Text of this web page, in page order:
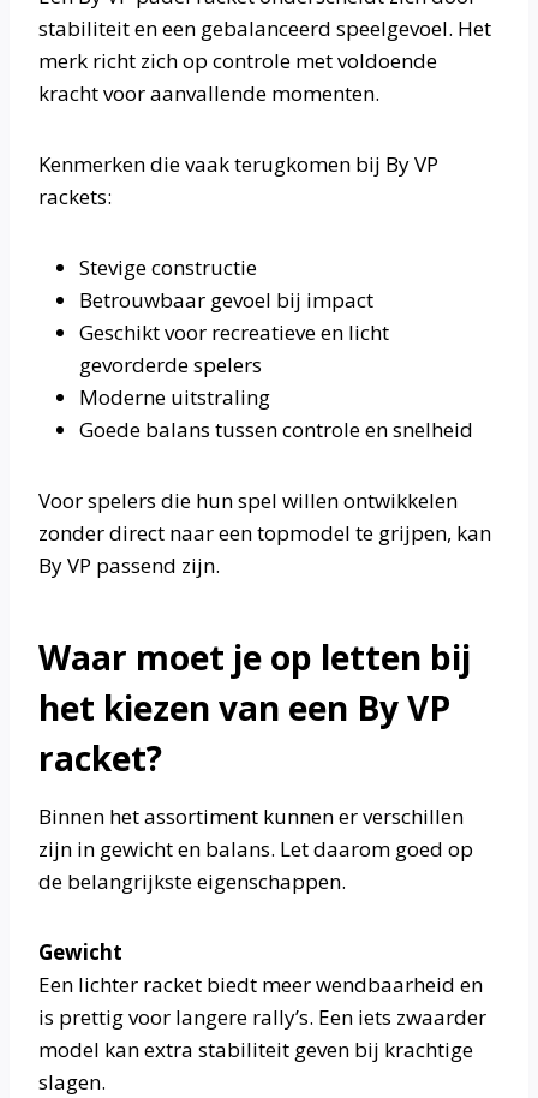
stabiliteit en een gebalanceerd speelgevoel. Het
merk richt zich op controle met voldoende
kracht voor aanvallende momenten.
Kenmerken die vaak terugkomen bij By VP
rackets:
Stevige constructie
Betrouwbaar gevoel bij impact
Geschikt voor recreatieve en licht
gevorderde spelers
Moderne uitstraling
Goede balans tussen controle en snelheid
Voor spelers die hun spel willen ontwikkelen
zonder direct naar een topmodel te grijpen, kan
By VP passend zijn.
Waar moet je op letten bij
het kiezen van een By VP
racket?
Binnen het assortiment kunnen er verschillen
zijn in gewicht en balans. Let daarom goed op
de belangrijkste eigenschappen.
Gewicht
Een lichter racket biedt meer wendbaarheid en
is prettig voor langere rally’s. Een iets zwaarder
model kan extra stabiliteit geven bij krachtige
slagen.